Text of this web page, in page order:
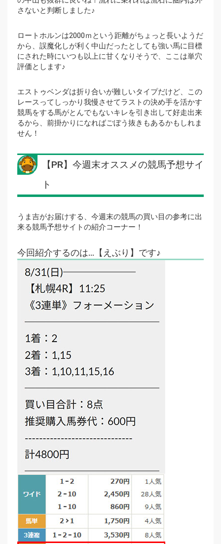
さないと判断しました♪
ロートホルンは2000ｍという距離がちょっと長いようだ
から、誤魔化しが利く中山だったとしても強い馬に目標
にされた時にいつも以上に甘くなりそうで、ここは単穴
評価とします♪
エストゥベンダは折り合いが難しいタイプだけど、この
レースってしっかり我慢させてラストの決め手を活かす
競馬をする馬がとんでもないキレを引き出して好走出来
るから、前掛かりになればごぼう抜きもあるかもしれま
せん！
【PR】今週末オススメの競馬予想サイ
ト
うま吉がお届けする、今週末の競馬の買い目の参考に出
来る競馬予想サイトの紹介コーナー！
今回紹介するのは…【えぶり】です♪